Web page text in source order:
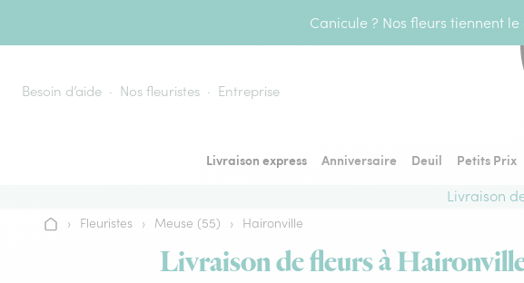
Canicule ? Nos fleurs tiennent
Besoin d’aide Nos fleuristes Entreprise
Livraison express Anniversaire Deuil Petits Prix
Livraison
Accueil
› Fleuristes › Meuse (55) › Haironville
Livraison de fleurs à